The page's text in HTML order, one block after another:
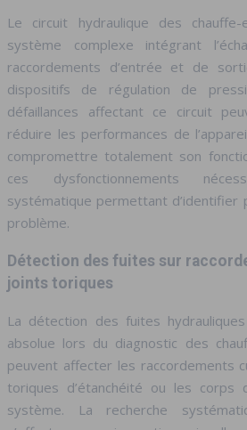
Le circuit hydraulique des
système complexe intégrant
raccordements d’entrée et de
dispositifs de régulation de
défaillances affectant ce circuit
réduire les performances de
compromettre totalement son
ces dysfonctionnements
systématique permettant d’identifier
problème.
Détection des fuites sur
joints toriques
La détection des fuites
absolue lors du diagnostic des
peuvent affecter les raccordements
toriques d’étanchéité ou les corps
système. La recherche